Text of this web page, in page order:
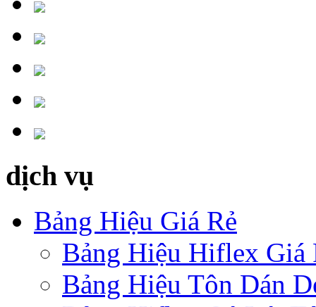
dịch vụ
Bảng Hiệu Giá Rẻ
Bảng Hiệu Hiflex Giá
Bảng Hiệu Tôn Dán